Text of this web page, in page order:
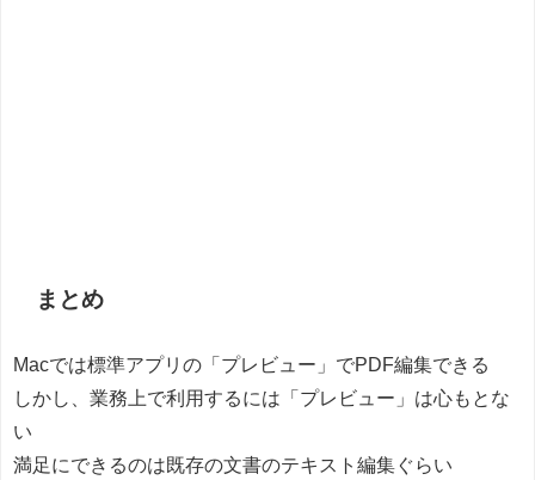
まとめ
Macでは標準アプリの「プレビュー」でPDF編集できる
しかし、業務上で利用するには「プレビュー」は心もとな
い
満足にできるのは既存の文書のテキスト編集ぐらい